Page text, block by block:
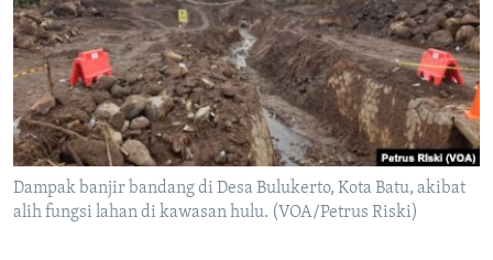
Bahasa-bahasa
Dampak banjir bandang di Desa Bulukerto, Kota Batu, akibat
alih fungsi lahan di kawasan hulu. (VOA/Petrus Riski)